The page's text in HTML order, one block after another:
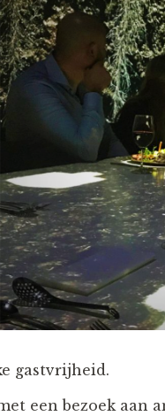
gastvrijheid.
een bezoek aan